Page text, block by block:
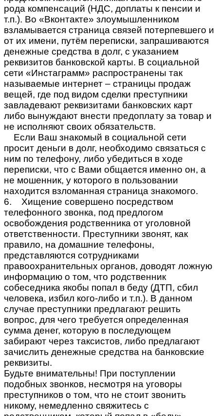
рода компенсаций (НДС, доплаты к пенсии и
т.п.). Во «Вконтакте» злоумышленником
взламывается страница связей потерпевшего и
от их имени, путём переписки, запрашиваются
денежные средства в долг, с указанием
реквизитов банковской карты. В социальной
сети «Инстаграмм» распространены так
называемые интернет – страницы продаж
вещей, где под видом сделки преступники
завладевают реквизитами банковских карт
либо вынуждают внести предоплату за товар и
не исполняют своих обязательств.
Если Ваш знакомый в социальной сети
просит деньги в долг, необходимо связаться с
ним по телефону, либо убедиться в ходе
переписки, что с Вами общается именно он, а
не мошенник, у которого в пользовании
находится взломанная страница знакомого.
6. Хищение совершено посредством
телефонного звонка, под предлогом
освобождения родственника от уголовной
ответственности. Преступники звонят, как
правило, на домашние телефоны,
представляются сотрудниками
правоохранительных органов, доводят ложную
информацию о том, что родственник
собеседника якобы попал в беду (ДТП, сбил
человека, избил кого-либо и т.п.). В данном
случае преступники предлагают решить
вопрос, для чего требуется определенная
сумма денег, которую в последующем
забирают через таксистов, либо предлагают
зачислить денежные средства на банковские
реквизиты.
Будьте внимательны! При поступлении
подобных звонков, несмотря на уговоры
преступников о том, что не стоит звонить
никому, немедленно свяжитесь с